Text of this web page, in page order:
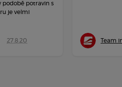
podobě potravin s
je velmi
27.8.20 Team